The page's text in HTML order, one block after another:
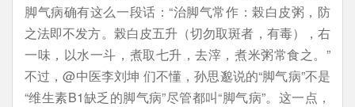
脚气病确有这么一段话：“治脚气常作：榖白皮粥，防
之法即不发方。榖白皮五升（切勿取斑者，有毒），右
一味，以水一斗，煮取七升，去滓，煮米粥常食之。”
不过，@中医李刘坤 们不懂，孙思邈说的“脚气病”不是
“维生素B1缺乏的脚气病”尽管都叫“脚气病”。这一点，